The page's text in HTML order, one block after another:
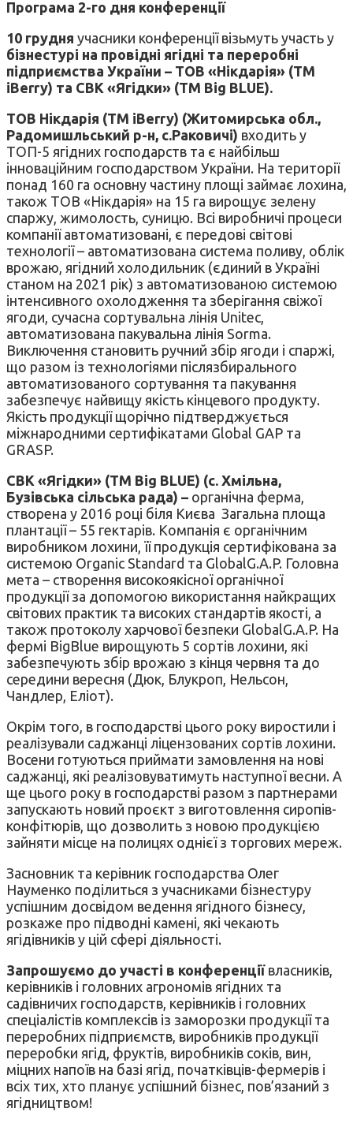
Програма 2-го дня конференції
10 грудня учасники конференції візьмуть участь у
бізнестурі на провідні ягідні та переробні
підприємства України – ТОВ «Нікдарія» (ТМ
iBerry) та СВК «Ягідки» (TM Big BLUE).
ТОВ Нікдарія (ТМ iBerry) (Житомирська обл.,
Радомишльський р-н, с.Раковичі) входить у
ТОП-5 ягідних господарств та є найбільш
інноваційним господарством України. На території
понад 160 га основну частину площі займає лохина,
також ТОВ «Нікдарія» на 15 га вирощує зелену
спаржу, жимолость, суницю. Всі виробничі процеси
компанії автоматизовані, є передові світові
технології – автоматизована система поливу, облік
врожаю, ягідний холодильник (єдиний в Україні
станом на 2021 рік) з автоматизованою системою
інтенсивного охолодження та зберігання свіжої
ягоди, сучасна сортувальна лінія Unitec,
автоматизована пакувальна лінія Sorma.
Виключення становить ручний збір ягоди і спаржі,
що разом із технологіями післязбирального
автоматизованого сортування та пакування
забезпечує найвищу якість кінцевого продукту.
Якість продукції щорічно підтверджується
міжнародними сертифікатами Global GAP та
GRASP.
СВК «Ягідки» (TM Big BLUE) (с. Хмільна,
Бузівська сільська рада) – органічна ферма,
створена у 2016 році біля Києва Загальна площа
плантації – 55 гектарів. Компанія є органічним
виробником лохини, її продукція сертифікована за
системою Organic Standard та GlobalG.A.P. Головна
мета – створення високоякісної органічної
продукції за допомогою використання найкращих
світових практик та високих стандартів якості, а
також протоколу харчової безпеки GlobalG.A.P. На
фермі BigBlue вирощують 5 сортів лохини, які
забезпечують збір врожаю з кінця червня та до
середини вересня (Дюк, Блукроп, Нельсон,
Чандлер, Еліот).
Окрім того, в господарстві цього року виростили і
реалізували саджанці ліцензованих сортів лохини.
Восени готуються приймати замовлення на нові
саджанці, які реалізовуватимуть наступної весни. А
ще цього року в господарстві разом з партнерами
запускають новий проєкт з виготовлення сиропів-
конфітюрів, що дозволить з новою продукцією
зайняти місце на полицях однієї з торгових мереж.
Засновник та керівник господарства Олег
Науменко поділиться з учасниками бізнестуру
успішним досвідом ведення ягідного бізнесу,
розкаже про підводні камені, які чекають
ягідівників у цій сфері діяльності.
Запрошуємо до участі в конференції власників,
керівників і головних агрономів ягідних та
садівничих господарств, керівників і головних
спеціалістів комплексів із заморозки продукції та
переробних підприємств, виробників продукції
переробки ягід, фруктів, виробників соків, вин,
міцних напоїв на базі ягід, початківців-фермерів і
всіх тих, хто планує успішний бізнес, пов’язаний з
ягідництвом!